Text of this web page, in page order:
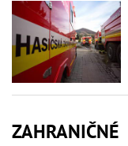
ZAHRANIČNÉ